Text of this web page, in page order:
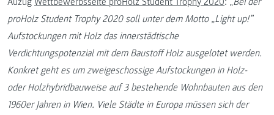
proHolz Student Trophy 2020 soll unter dem Motto „Light up!”
Aufstockungen mit Holz das innerstädtische
Verdichtungspotenzial mit dem Baustoff Holz ausgelotet werden.
Konkret geht es um zweigeschossige Aufstockungen in Holz-
oder Holzhybridbauweise auf 3 bestehende Wohnbauten aus den
1960er Jahren in Wien. Viele Städte in Europa müssen sich der